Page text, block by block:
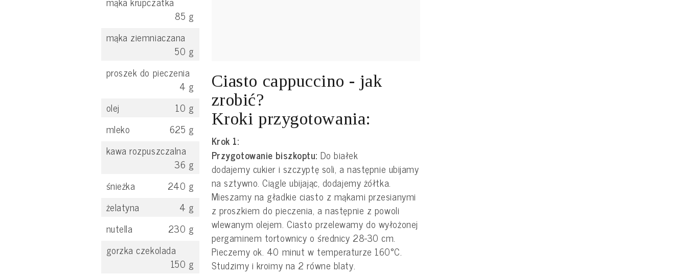
85 g
mąka ziemniaczana
50 g
proszek do pieczenia
4 g
olej
10 g
mleko
625 g
kawa rozpuszczalna
36 g
śnieżka
240 g
żelatyna
4 g
nutella
230 g
gorzka czekolada
150 g
Ciasto cappuccino - jak
zrobić?
Kroki przygotowania:
Krok 1:
Przygotowanie biszkoptu: Do białek
dodajemy cukier i szczyptę soli, a następnie ubijamy
na sztywno. Ciągle ubijając, dodajemy żółtka.
Mieszamy na gładkie ciasto z mąkami przesianymi
z proszkiem do pieczenia, a następnie z powoli
wlewanym olejem. Ciasto przelewamy do wyłożonej
pergaminem tortownicy o średnicy 28-30 cm.
Pieczemy ok. 40 minut w temperaturze 160°C.
Studzimy i kroimy na 2 równe blaty.